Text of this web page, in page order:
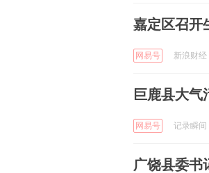
嘉定区召开
网易号 新浪财
巨鹿县大气
网易号 记录瞬
广饶县委书